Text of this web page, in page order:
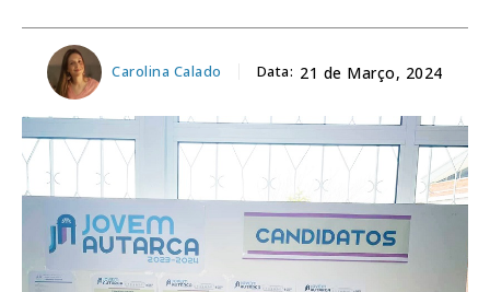
Carolina Calado Data: 21 de Março, 2024